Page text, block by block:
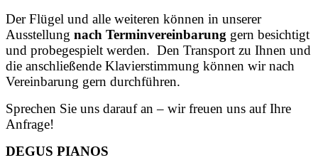
Der Flügel und alle weiteren können in unserer
Ausstellung nach Terminvereinbarung gern besichtigt
und probegespielt werden. Den Transport zu Ihnen und
die anschließende Klavierstimmung können wir nach
Vereinbarung gern durchführen.
Sprechen Sie uns darauf an – wir freuen uns auf Ihre
Anfrage!
DEGUS PIANOS